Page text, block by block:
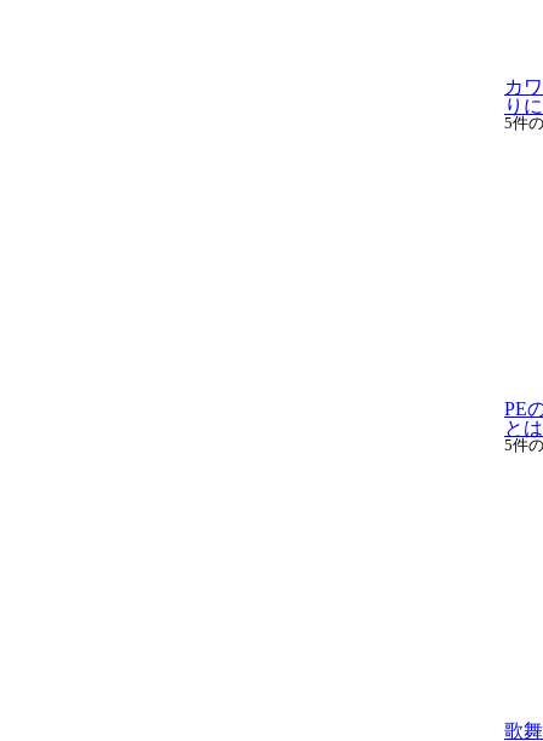
カ
り
5件
PE
と
5件
歌